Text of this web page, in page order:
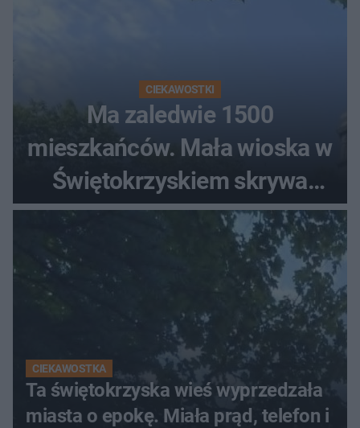
CIEKAWOSTKI
Ma zaledwie 1500
mieszkańców. Mała wioska w
Świętokrzyskiem skrywa
zabytki, bywał tu nawet król
CIEKAWOSTKA
Ta świętokrzyska wieś wyprzedzała
miasta o epokę. Miała prąd, telefon i